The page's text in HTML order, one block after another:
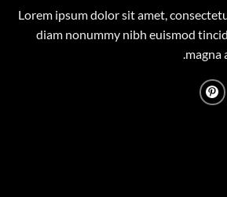
Lorem ipsum dolor sit amet,
diam nonummy nibh euismod
magna